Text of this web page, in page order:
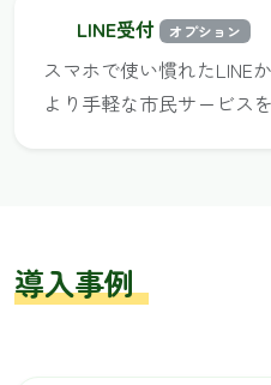
LINE受付 オプション
スマホで使い慣れたLINE
より手軽な市民サービスを
導入事例